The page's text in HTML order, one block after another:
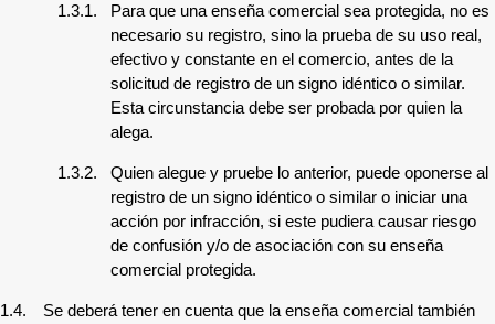
1.3.1.
Para que una enseña comercial sea protegida, no es
necesario su registro, sino la prueba de su uso real,
efectivo y constante en el comercio, antes de la
solicitud de registro de un signo idéntico o similar.
Esta circunstancia debe ser probada por quien la
alega.
1.3.2.
Quien alegue y pruebe lo anterior, puede oponerse al
registro de un signo idéntico o similar o iniciar una
acción por infracción, si este pudiera causar riesgo
de confusión y/o de asociación con su enseña
comercial protegida.
1.4.
Se deberá tener en cuenta que la enseña comercial también